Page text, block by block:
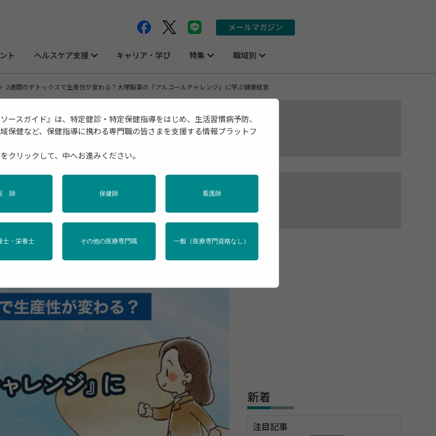
ト ヘルスケア支援 キャリア・学び 特集 職域別
メールマガジン
2週間のデトックスで生産性が変わる？大塚製薬の『アルコールチャレンジ』に学ぶ健康経営
に学ぶ健康経営
PR
2025年08月05日
大塚製薬株式会社
新着
注目記事
ースガイド』は、特定健診・特定保健指導をはじめ、生活習慣病予防、
保健など、保健指導に携わる専門職の皆さまを支援する情報プラットフ
クリックして、中へお進みください。
師 保健師 看護師
士・栄養士 その他の医療専門職 一般（医療専門資格なし）